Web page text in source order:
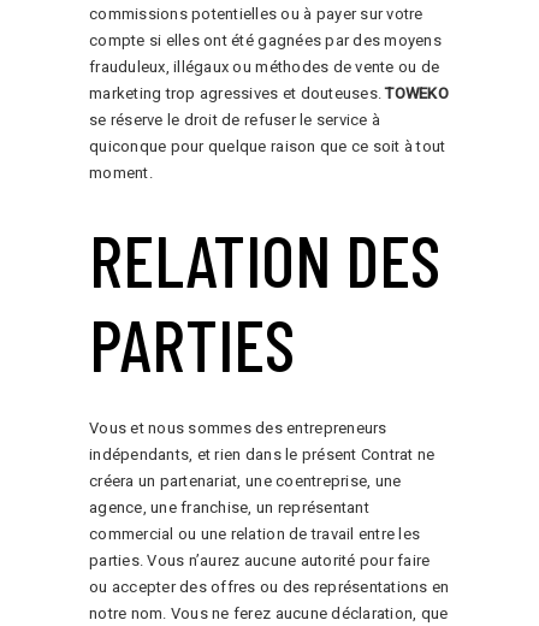
commissions potentielles ou à payer sur votre
compte si elles ont été gagnées par des moyens
frauduleux, illégaux ou méthodes de vente ou de
marketing trop agressives et douteuses.TOWEKO
se réserve le droit de refuser le service à
quiconque pour quelque raison que ce soit à tout
moment.
RELATION DES
PARTIES
Vous et nous sommes des entrepreneurs
indépendants, et rien dans le présent Contrat ne
créera un partenariat, une coentreprise, une
agence, une franchise, un représentant
commercial ou une relation de travail entre les
parties. Vous n’aurez aucune autorité pour faire
ou accepter des offres ou des représentations en
notre nom. Vous ne ferez aucune déclaration, que